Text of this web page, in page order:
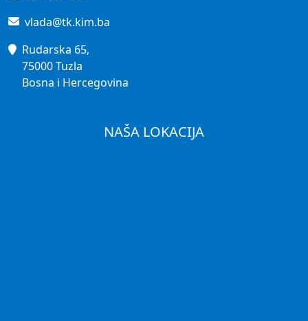
vlada@tk.kim.ba
Rudarska 65,
75000 Tuzla
Bosna i Hercegovina
NAŠA LOKACIJA